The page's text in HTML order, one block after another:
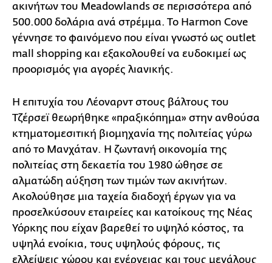
ακινήτων του Meadowlands σε περισσότερα από
500.000 δολάρια ανά στρέμμα. Το Harmon Cove
γέννησε το φαινόμενο που είναι γνωστό ως outlet
mall shopping και εξακολουθεί να ευδοκιμεί ως
προορισμός για αγορές λιανικής.
Η επιτυχία του Λέοναρντ στους βάλτους του
Τζέρσεϊ θεωρήθηκε «πραξικόπημα» στην ανθούσα
κτηματομεσιτική βιομηχανία της πολιτείας γύρω
από το Μανχάταν. Η ζωντανή οικονομία της
πολιτείας στη δεκαετία του 1980 ώθησε σε
αλματώδη αύξηση των τιμών των ακινήτων.
Ακολούθησε μια ταχεία διαδοχή έργων για να
προσελκύσουν εταιρείες και κατοίκους της Νέας
Υόρκης που είχαν βαρεθεί το υψηλό κόστος, τα
υψηλά ενοίκια, τους υψηλούς φόρους, τις
ελλείψεις χώρου και ενέργειας και τους μεγάλους